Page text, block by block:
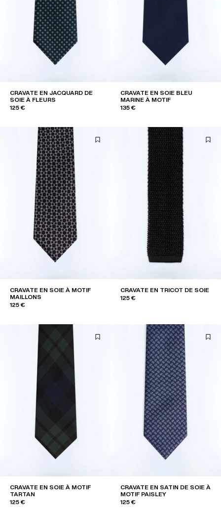
CRAVATE EN JACQUARD DE
SOIE À FLEURS
125 €
CRAVATE EN SOIE BLEU
MARINE À MOTIF
135 €
CRAVATE EN SOIE À MOTIF
MAILLONS
125 €
CRAVATE EN TRICOT DE SOIE
125 €
CRAVATE EN SOIE À MOTIF
TARTAN
125 €
CRAVATE EN SATIN DE SOIE À
MOTIF PAISLEY
125 €